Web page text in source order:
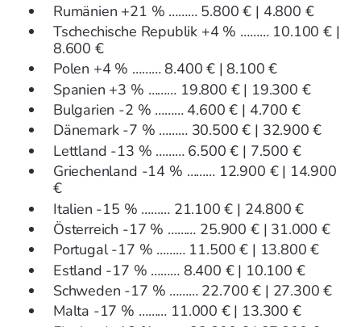
Rumänien +21 % ……… 5.800 € | 4.800 €
Tschechische Republik +4 % ……… 10.100 € |
8.600 €
Polen +4 % ……… 8.400 € | 8.100 €
Spanien +3 % ……… 19.800 € | 19.300 €
Bulgarien -2 % ……… 4.600 € | 4.700 €
Dänemark-7 % ……… 30.500 € | 32.900 €
Lettland -13 % ……… 6.500 € | 7.500 €
Griechenland -14 % ……… 12.900 € | 14.900
€
Italien -15 % ……… 21.100 € | 24.800 €
Österreich -17 % ……… 25.900 € | 31.000 €
Portugal-17 % ……… 11.500 € | 13.800 €
Estland -17 % ……… 8.400 € | 10.100 €
Schweden -17 % ……… 22.700 € | 27.300 €
Malta -17 % ……… 11.000 € | 13.300 €